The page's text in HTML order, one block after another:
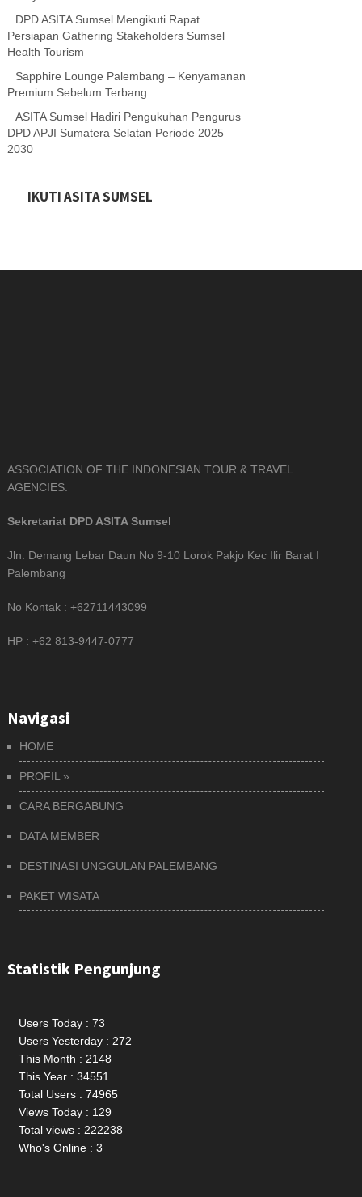
DPD ASITA Sumsel Mengikuti Rapat
Persiapan Gathering Stakeholders Sumsel
Health Tourism
Sapphire Lounge Palembang – Kenyamanan
Premium Sebelum Terbang
ASITA Sumsel Hadiri Pengukuhan Pengurus
DPD APJI Sumatera Selatan Periode 2025–
2030
IKUTI ASITA SUMSEL
ASSOCIATION OF THE INDONESIAN TOUR & TRAVEL
AGENCIES.
Sekretariat DPD ASITA Sumsel
Jln. Demang Lebar Daun No 9-10 Lorok Pakjo Kec Ilir Barat I
Palembang
No Kontak : +62711443099
HP : +62 813-9447-0777
Navigasi
HOME
PROFIL»
CARA BERGABUNG
DATA MEMBER
DESTINASI UNGGULAN PALEMBANG
PAKET WISATA
Statistik Pengunjung
Users Today : 73
Users Yesterday : 272
This Month : 2148
This Year : 34551
Total Users : 74965
Views Today : 129
Total views : 222238
Who's Online : 3